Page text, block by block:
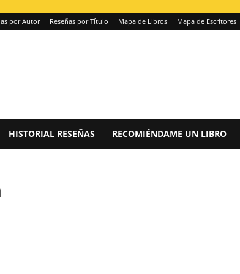
por Autor Reseñas por Título Mapa de Libros Mapa de Escritores
HISTORIAL RESEÑAS RECOMIÉNDAME UN LIBRO